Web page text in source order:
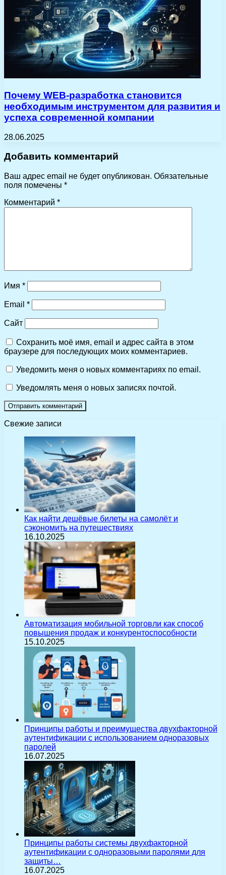
Почему WEB-разработка становится
необходимым инструментом для развития и
успеха современной компании
28.06.2025
Добавить комментарий
Ваш адрес email не будет опубликован. Обязательные
поля помечены *
Комментарий *
Имя *
Email *
Сайт
Сохранить моё имя, email и адрес сайта в этом
браузере для последующих моих комментариев.
Уведомить меня о новых комментариях по email.
Уведомлять меня о новых записях почтой.
Свежие записи
Как найти дешёвые билеты на самолёт и
сэкономить на путешествиях
16.10.2025
Автоматизация мобильной торговли как способ
повышения продаж и конкурентоспособности
15.10.2025
Принципы работы и преимущества двухфакторной
аутентификации с использованием одноразовых
паролей
16.07.2025
Принципы работы системы двухфакторной
аутентификации с одноразовыми паролями для
защиты…
16.07.2025